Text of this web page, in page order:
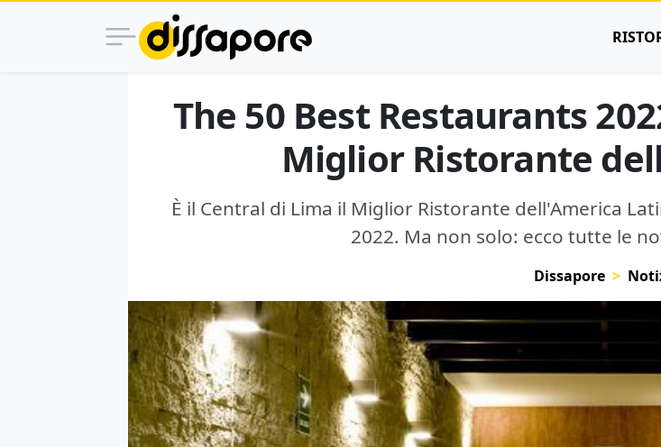
The 50 Best Restaurants
Miglior Ristorante
È il Central di Lima il Miglior Ristorante dell'America
2022. Ma non solo: ecco tutte le
Dissapore